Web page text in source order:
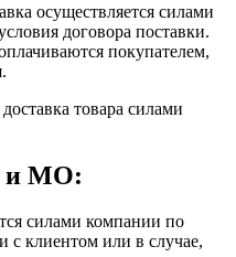
осуществляется силами
договора поставки.
покупателем,
товара силами
и МО:
силами компании по
с клиентом или в случае,